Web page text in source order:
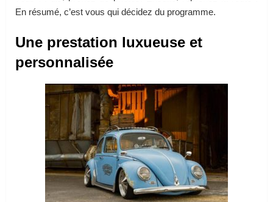
En résumé, c’est vous qui décidez du programme.
Une prestation luxueuse et
personnalisée